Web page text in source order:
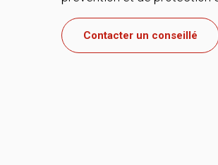
Contacter un conseillé